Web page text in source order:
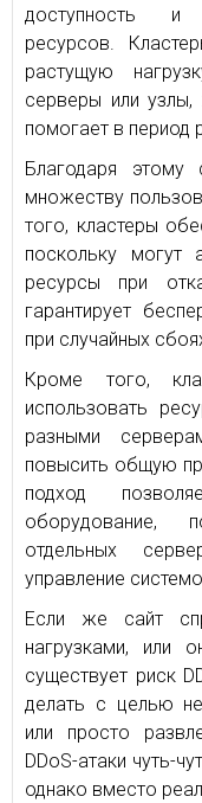
доступность и
ресурсов.
растущую
серверы или
помогает в период
Благодаря этому
множеству
того, кластеры
поскольку могут
ресурсы при
гарантирует
при случайных
Кроме того,
использовать
разными
повысить общую
подход
оборудование,
отдельных
управление
Если же сайт
нагрузками, или
существует риск
делать с целью
или просто
DDoS-атаки чуть-
однако вместо